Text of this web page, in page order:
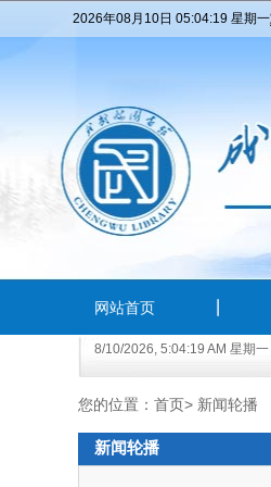
2026年08月10日 05:04:20 星期一
网站首页
8/10/2026, 5:04:19 AM 星期一
您的位置： 首页> 新闻轮播
新闻轮播